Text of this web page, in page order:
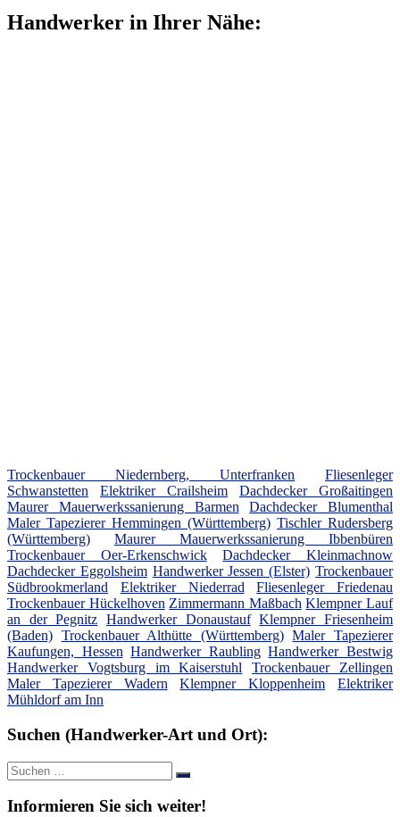
Handwerker in Ihrer Nähe:
Trockenbauer Niedernberg, Unterfranken
Fliesenleger
Schwanstetten
Elektriker Crailsheim
Dachdecker Großaitingen
Maurer Mauerwerkssanierung Barmen
Dachdecker Blumenthal
Maler Tapezierer Hemmingen (Württemberg) Tischler Rudersberg
(Württemberg)
Maurer Mauerwerkssanierung Ibbenbüren
Trockenbauer Oer-Erkenschwick
Dachdecker Kleinmachnow
Dachdecker Eggolsheim Handwerker Jessen (Elster) Trockenbauer
Südbrookmerland
Elektriker Niederrad
Fliesenleger Friedenau
Trockenbauer Hückelhoven Zimmermann Maßbach Klempner Lauf
an der Pegnitz Handwerker Donaustauf Klempner Friesenheim
(Baden) Trockenbauer Althütte (Württemberg) Maler Tapezierer
Kaufungen, Hessen Handwerker Raubling Handwerker Bestwig
Handwerker Vogtsburg im Kaiserstuhl
Trockenbauer Zellingen
Maler Tapezierer Wadern
Klempner Kloppenheim
Elektriker
Mühldorf am Inn
Suchen (Handwerker-Art und Ort):
Suche
nach:
Suchen
Informieren Sie sich weiter!